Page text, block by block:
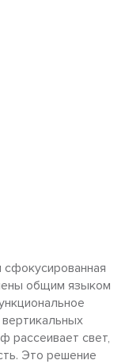
сфокусированная
общим языком
рассеивает свет,
Это решение